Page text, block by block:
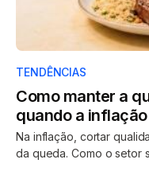
TENDÊNCIAS
Como manter a
quando a
Na inflação, cortar
da queda. Como o setor